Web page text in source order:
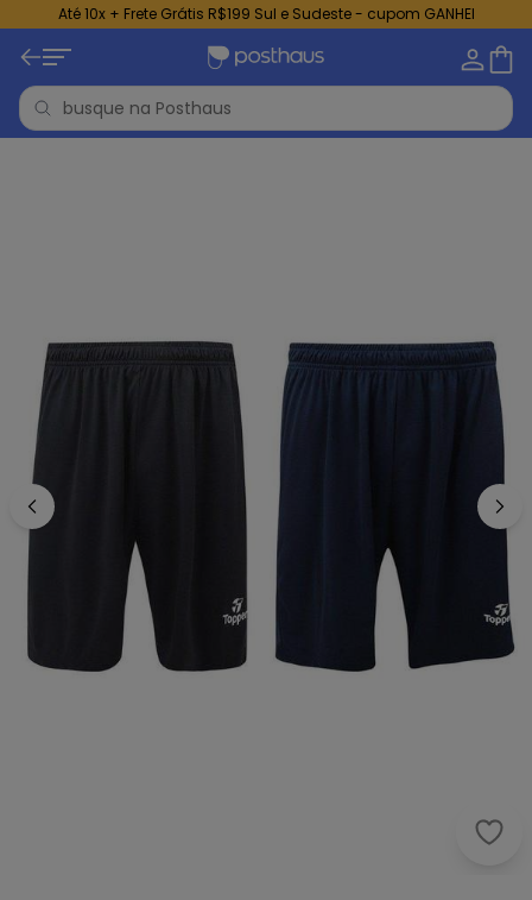
Até 10x + Frete Grátis R$199 Sul e Sudeste - cupom GANHEI